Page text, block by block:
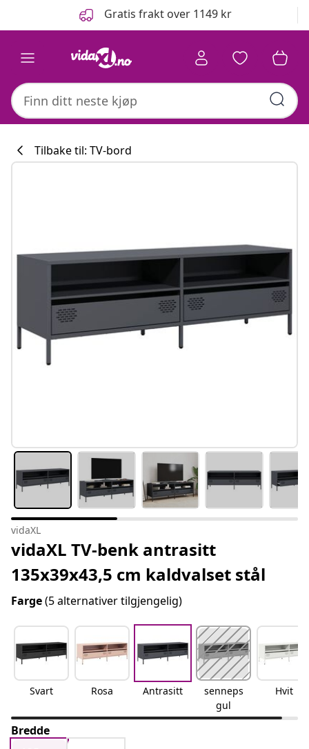
Gratis frakt over 1149 kr
Tilbake til: TV-bord
vidaXL
vidaXL TV-benk antrasitt
135x39x43,5 cm kaldvalset stål
Farge(5 alternativer tilgjengelig)
Svart Rosa Antrasitt
senneps
gul
Hvit
Bredde